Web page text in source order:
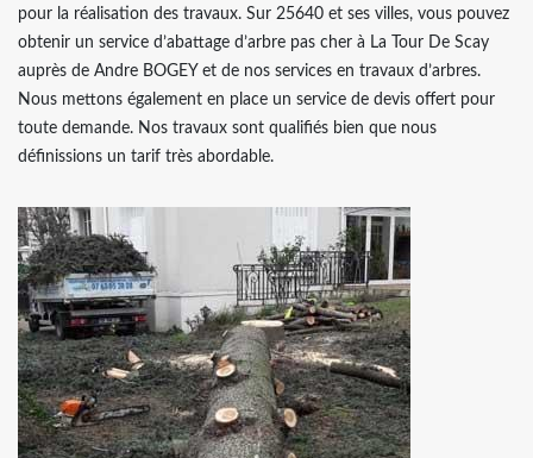
pour la réalisation des travaux. Sur 25640 et ses villes, vous pouvez
obtenir un service d’abattage d’arbre pas cher à La Tour De Scay
auprès de Andre BOGEY et de nos services en travaux d’arbres.
Nous mettons également en place un service de devis offert pour
toute demande. Nos travaux sont qualifiés bien que nous
définissions un tarif très abordable.